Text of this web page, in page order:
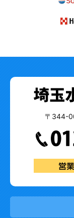
〒344-